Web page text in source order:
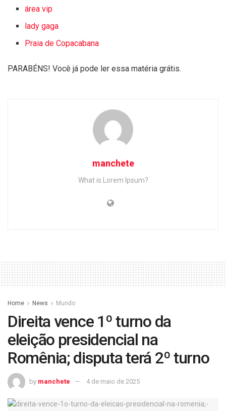
área vip
lady gaga
Praia de Copacabana
PARABÉNS! Você já pode ler essa matéria grátis.
manchete
What is Lorem Ipsum?
Home News Mundo
Direita vence 1º turno da
eleição presidencial na
Romênia; disputa terá 2º turno
by manchete 4 de maio de 2025